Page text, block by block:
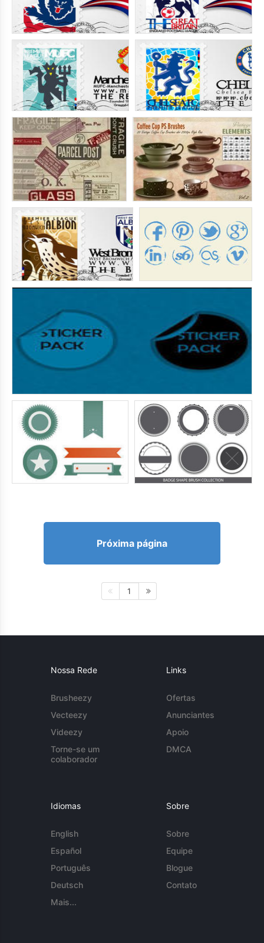
Próxima página
1
Nossa Rede
Brusheezy
Vecteezy
Videezy
Torne-se um
colaborador
Links
Ofertas
Anunciantes
Apoio
DMCA
Idiomas
English
Español
Português
Deutsch
Mais...
Sobre
Sobre
Equipe
Blogue
Contato